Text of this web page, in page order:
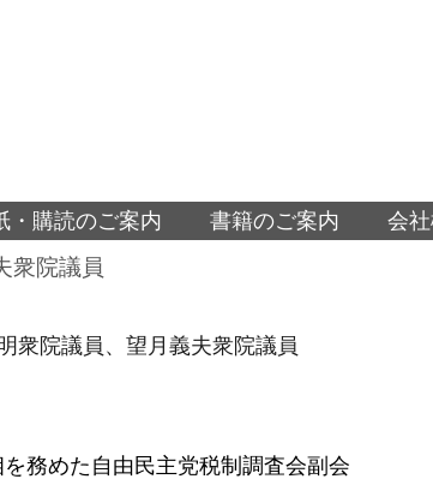
・購読のご案内 書籍のご案内 会
衆院議員
衆院議員、望月義夫衆院議員
務めた自由民主党税制調査会副会